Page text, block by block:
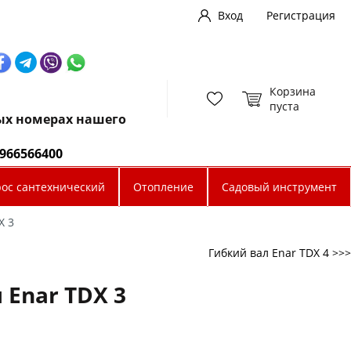
Вход
Регистрация
номерах нашего
Корзина
пуста
сантехнический Отопление Садовый инструмент
3
Гибкий вал Enar TDX 4 >>>
TDX 3